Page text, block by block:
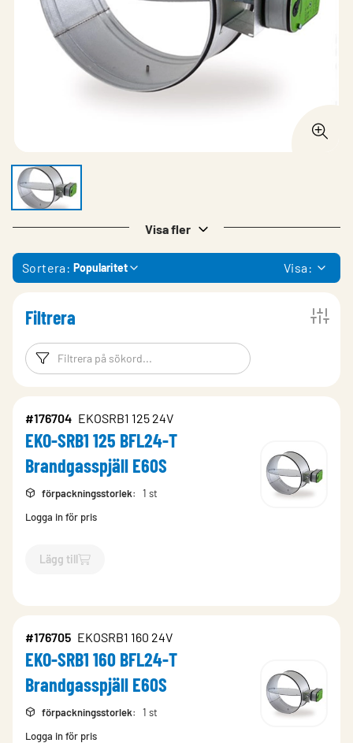
Visa fler
Sortera: Popularitet Visa:
Filtrera
Filtreringsord Filtrera
#176704 EKOSRB1 125 24V
EKO-SRB1 125 BFL24-T
Brandgasspjäll E60S
förpackningsstorlek:
1 st
Logga in för pris
Lägg till
`$Lägg till
#176705 EKOSRB1 160 24V
EKO-SRB1 160 BFL24-T
Brandgasspjäll E60S
förpackningsstorlek:
1 st
Logga in för pris